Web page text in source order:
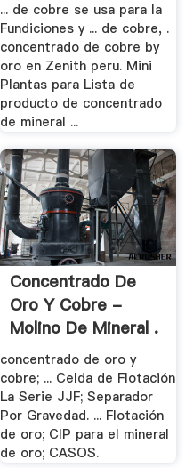
... de cobre se usa para la
Fundiciones y ... de cobre, .
concentrado de cobre by
oro en Zenith peru. Mini
Plantas para Lista de
producto de concentrado
de mineral ...
Concentrado De
Oro Y Cobre -
Molino De Mineral .
concentrado de oro y
cobre; ... Celda de Flotación
La Serie JJF; Separador
Por Gravedad. ... Flotación
de oro; CIP para el mineral
de oro; CASOS.